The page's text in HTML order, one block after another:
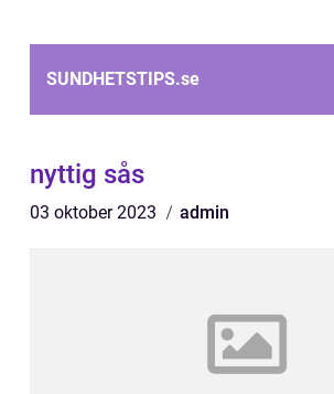
SUNDHETSTIPS.se
nyttig sås
03 oktober 2023 admin